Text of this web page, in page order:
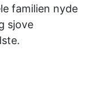
familien nyde
sjove